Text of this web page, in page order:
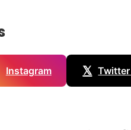
Instagram 𝕏